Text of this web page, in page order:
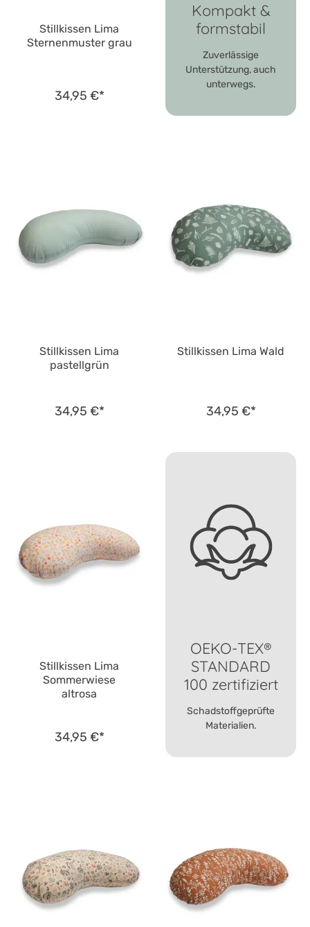
Kompakt &
formstabil
Zuverlässige
Unterstützung, auch
unterwegs.
OEKO-TEX®
STANDARD
100 zertifiziert
Schadstoffgeprüfte
Materialien.
Stillkissen Lima
Sternenmuster grau
34,95 €*
Stillkissen Lima
pastellgrün
34,95 €*
Stillkissen Lima Wald
34,95 €*
Stillkissen Lima
Sommerwiese
altrosa
34,95 €*